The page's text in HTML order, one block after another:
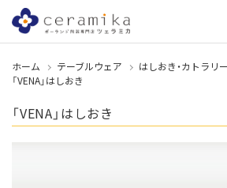
ホーム テーブルウェア
はしおき・カトラリ
「VENA」はしおき
「VENA」はしおき